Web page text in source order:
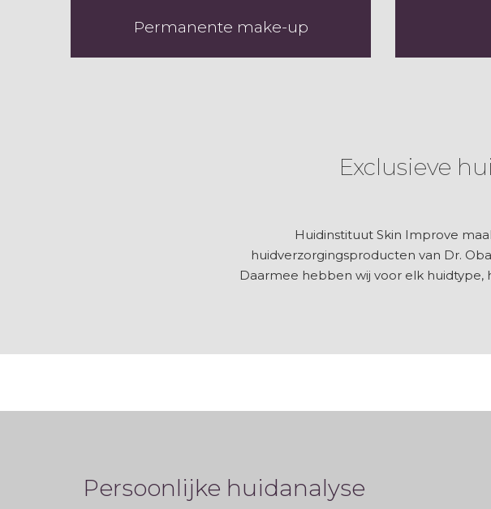
Permanente make-up
Exclusieve
Huidinstituut Skin Improve
huidverzorgingsproducten van Dr.
Daarmee hebben wij voor elk
Persoonlijke huidanalyse